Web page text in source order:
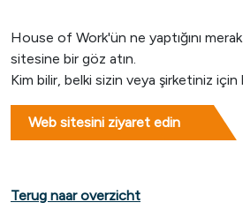
House of Work'ün ne yaptığını
sitesine bir göz atın.
Kim bilir, belki sizin veya şirketiniz için
Web sitesini ziyaret edin
Terug naar overzicht